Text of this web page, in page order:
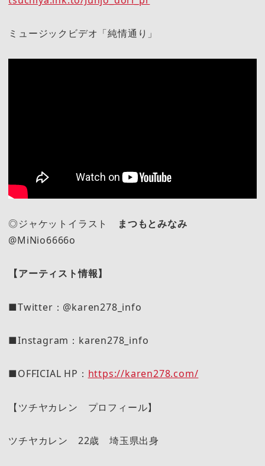
ミュージックビデオ「純情通り」
◎ジャケットイラスト
まつもとみなみ
@MiNio6666o
【アーティスト情報】
■Twitter：@karen278_info
■Instagram：karen278_info
■OFFICIAL HP： https://karen278.com/
【ツチヤカレン プロフィール】
ツチヤカレン 22歳 埼玉県出身